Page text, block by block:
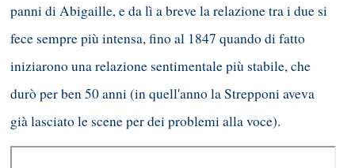
panni di Abigaille, e da lì a breve la relazione tra i due si
fece sempre più intensa, fino al 1847 quando di fatto
iniziarono una relazione sentimentale più stabile, che
durò per ben 50 anni (in quell'anno la Strepponi aveva
già lasciato le scene per dei problemi alla voce).